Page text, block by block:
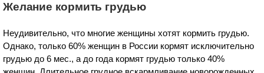
Желание кормить грудью
Неудивительно, что многие женщины хотят кормить грудью.
Однако, только 60% женщин в России кормят исключительно
грудью до 6 мес., а до года кормят грудью только 40%